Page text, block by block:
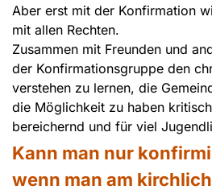
Aber erst mit der Konfirmation
mit allen Rechten.
Zusammen mit Freunden und
der Konfirmationsgruppe den
verstehen zu lernen, die
die Möglichkeit zu haben
bereichernd und für viel
Kann man nur
wenn man am